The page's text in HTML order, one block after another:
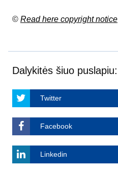
© Read here copyright notice
Dalykitės šiuo puslapiu:
Twitter
Facebook
Linkedin